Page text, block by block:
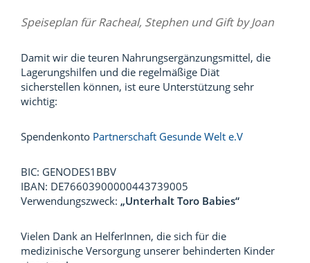
Speiseplan für Racheal, Stephen und Gift by Joan
Damit wir die teuren Nahrungsergänzungsmittel, die
Lagerungshilfen und die regelmäßige Diät
sicherstellen können, ist eure Unterstützung sehr
wichtig:
Spendenkonto Partnerschaft Gesunde Welt e.V
BIC: GENODES1BBV
IBAN: DE76603900000443739005
Verwendungszweck: „Unterhalt Toro Babies“
Vielen Dank an HelferInnen, die sich für die
medizinische Versorgung unserer behinderten Kinder